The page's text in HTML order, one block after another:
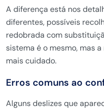
A diferença está nos
diferentes, possíveis
redobrada com
sistema é o mesmo, mas
mais cuidado.
Erros comuns ao
Alguns deslizes que